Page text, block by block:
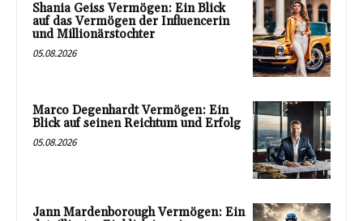
Shania Geiss Vermögen: Ein Blick
auf das Vermögen der Influencerin
und Millionärstochter
05.08.2026
Marco Degenhardt Vermögen: Ein
Blick auf seinen Reichtum und Erfolg
05.08.2026
Jann Mardenborough Vermögen: Ein